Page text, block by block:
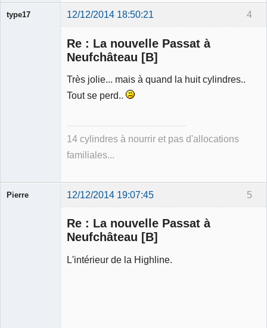
4
type17 12/12/2014 18:50:21
Re : La nouvelle Passat à
Neufchâteau [B]
Très jolie... mais à quand la huit cylindres..
Tout se perd..
14 cylindres à nourrir et pas d'allocations
familiales...
5
Pierre 12/12/2014 19:07:45
Re : La nouvelle Passat à
Neufchâteau [B]
L'intérieur de la Highline.